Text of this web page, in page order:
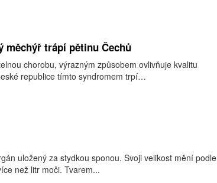
měchýř trápí pětinu Čechů
chorobu, výrazným způsobem ovlivňuje kvalitu
republice tímto syndromem trpí…
uložený za stydkou sponou. Svoji velikost mění podle
než litr moči. Tvarem...